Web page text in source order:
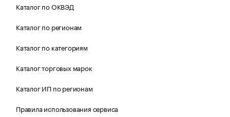
Каталог по ОКВЭД
Каталог по регионам
Каталог по категориям
Каталог торговых марок
Каталог ИП по регионам
Правила использования сервиса